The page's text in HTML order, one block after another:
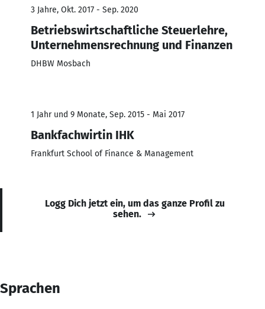
3 Jahre, Okt. 2017 - Sep. 2020
Betriebswirtschaftliche Steuerlehre,
Unternehmensrechnung und Finanzen
DHBW Mosbach
1 Jahr und 9 Monate, Sep. 2015 - Mai 2017
Bankfachwirtin IHK
Frankfurt School of Finance & Management
Logg Dich jetzt ein, um das ganze Profil zu
sehen.
Sprachen